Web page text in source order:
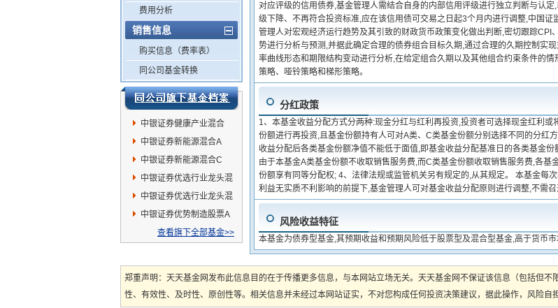
费用分析
销售信息
购买信息（费率表）
同公司基金转换
中银证券健康产业混合
中银证券新能源混合A
中银证券新能源混合C
中银证券优选行业龙头混
合A
中银证券优选行业龙头混
合C
中银证券优势制造股票A
查看旗下全部基金>>
对应评级的信用债券,基金管理人需结合自身的内部信用评级进行独立判断与认
级下降、不再符合投资标准,应在该信用债可交易之日起3个月内进行调整,中国
管理人对宏观经济运行趋势及其引致的财政货币政策变化做出判断,密切跟踪
势进行分析与预测,并据此确定合理的债券组合目标久期,通过合理的久期控制实
率曲线形态和期限结构变动进行分析,在给定组合久期以及其他组合约束条件的
策略、哑铃策略和梯形策略。
分红政策
1、本基金收益分配方式分两种:现金分红与红利再投资,投资者可选择现金红利
份额进行再投资,且基金份额持有人可对A类、C类基金份额分别选择不同的分红
收益分配后各类基金份额净值不能低于面值,即基金收益分配基准日的各类基金
由于本基金A类基金份额不收取销售服务费,而C类基金份额收取销售服务费,各
份额享有同等分配权; 4、法律法规或监管机关另有规定的,从其规定。 本基金每
利益无实质不利影响的前提下,基金管理人可对基金收益分配原则进行调整,不需
风险收益特征
本基金为债券型基金,其预期收益和预期风险低于股票型及混合型基金,高于货币市
郑重声明：天天基金网发布此信息目的在于传播更多信息，与本网站立场无关。天天基金网不保证该信息（包括但
性、有效性、及时性、原创性等。相关信息并未经过本网站证实，不对您构成任何投资决策建议，据此操作，风险自